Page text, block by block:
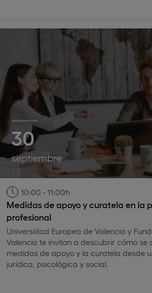
30
septiembre
10:00 - 11:00h
Medidas de apoyo y curatela en la
profesional
Universidad Europea de Valencia y
Valencia te invitan a descubrir cómo se
medidas de apoyo y la curatela desde
jurídica, psicológica y social.